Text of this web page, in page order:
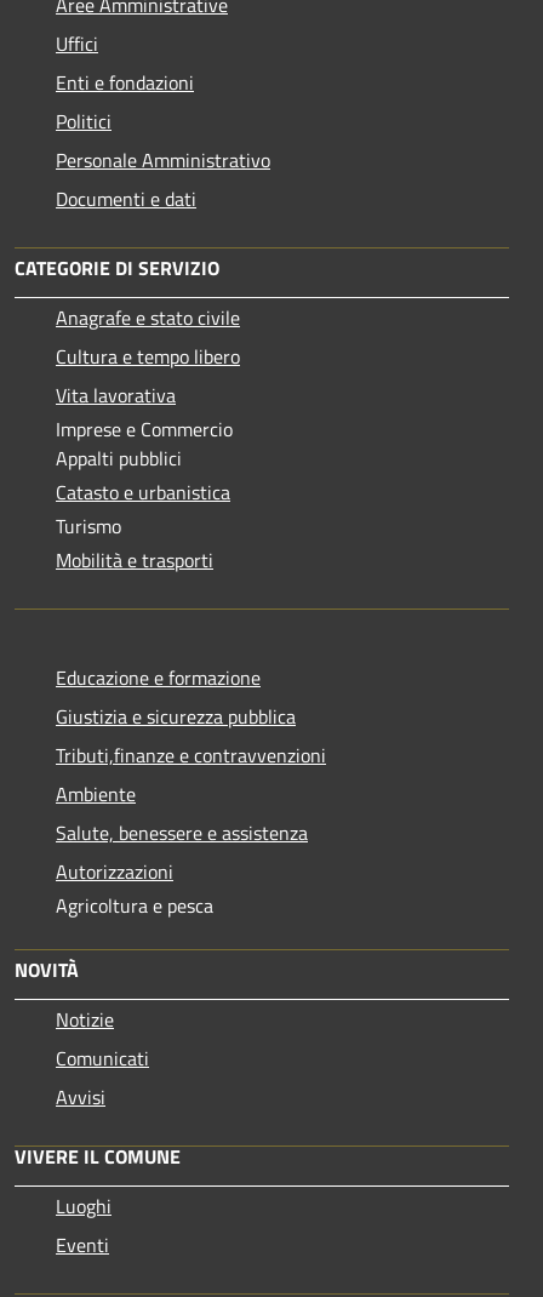
Uffici
Enti e fondazioni
Politici
Personale Amministrativo
Documenti e dati
CATEGORIE DI SERVIZIO
Anagrafe e stato civile
Cultura e tempo libero
Vita lavorativa
Imprese e Commercio
Appalti pubblici
Catasto e urbanistica
Turismo
Mobilità e trasporti
Educazione e formazione
Giustizia e sicurezza pubblica
Tributi,finanze e contravvenzioni
Ambiente
Salute, benessere e assistenza
Autorizzazioni
Agricoltura e pesca
NOVITÀ
Notizie
Comunicati
Avvisi
VIVERE IL COMUNE
Luoghi
Eventi